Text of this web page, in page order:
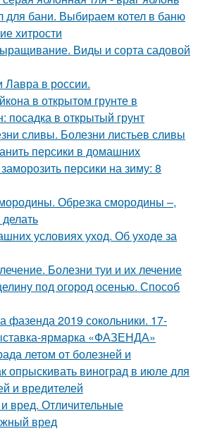
для бани. Выбираем котел в баню
хитрости
Виды и сорта садовой
Лавра в россии.
в открытом грунте в
посадка в открытый грунт
сливы. Болезни листьев сливы
персики в домашних
персики на зиму: 8
Обрезка смородины –,
условиях уход. Об уходе за
Болезни туи и их лечение
под огород осенью. Способ
фазенда 2019 сокольники. 17-
ярмарка «ФАЗЕНДА»
летом от болезней и
опрыскивать виноград в июле для
и вредителей
вред. Отличительные
вред